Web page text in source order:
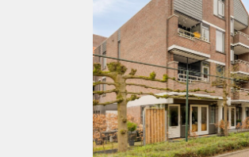
Wonen in de Brinkhof is
centrum, snuffelen in de
boodschappen doen op het
gezamenlijk dakterras en
Opleverniveau:
Volledig gestoffeerd
vaatwasser, combi-oven
de badkamer is voorzien van
Bijzonderheden: